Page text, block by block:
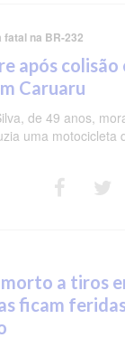
na BR-232
após
Caruaru
de 49 anos,
uma motocicleta
a tiros
ficam